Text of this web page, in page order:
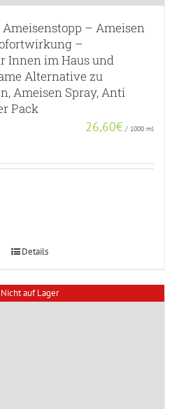
– Ameisen
–
Innen im Haus und
Alternative zu
Ameisen Spray, Anti
Pack
26,60€ / 1000 ml
Details
Nicht auf Lager